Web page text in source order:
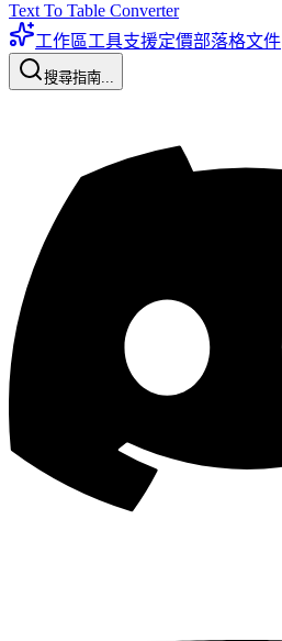
Text To Table Converter
工作區工具支援定價部落格文件
搜尋指南...